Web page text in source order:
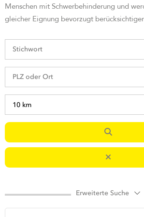
Menschen mit Schwerbehinderung und
gleicher Eignung bevorzugt
10 km
Erweiterte Suche